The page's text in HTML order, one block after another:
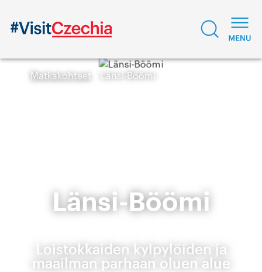
Matkakohteet Länsi-Böömi
Länsi-Böömi
Loistokkaiden kylpylöiden ja
maailman parhaan oluen alue